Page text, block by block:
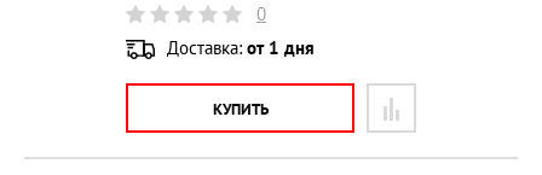
0
Доставка: от 1 дня
КУПИТЬ